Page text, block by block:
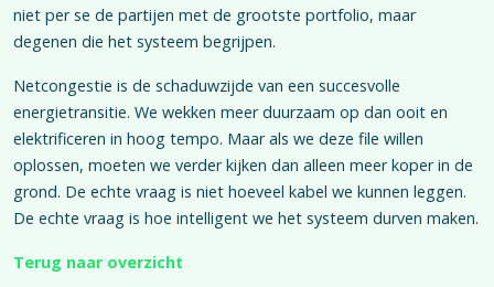
niet per se de partijen met de grootste portfolio, maar
degenen die het systeem begrijpen.
Netcongestie is de schaduwzijde van een succesvolle
energietransitie. We wekken meer duurzaam op dan ooit en
elektrificeren in hoog tempo. Maar als we deze file willen
oplossen, moeten we verder kijken dan alleen meer koper in de
grond. De echte vraag is niet hoeveel kabel we kunnen leggen.
De echte vraag is hoe intelligent we het systeem durven maken.
Terug naar overzicht